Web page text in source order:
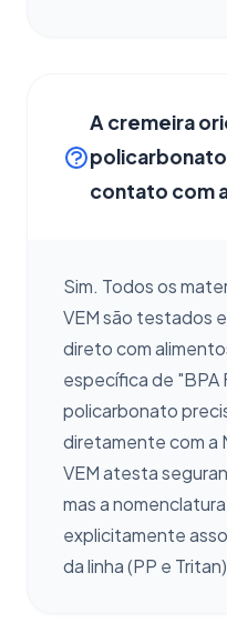
A cremeira
contato com
Sim. Todos os
VEM são testados
direto com
específica de "BPA
policarbonato
diretamente com
VEM atesta
mas a
explicitamente
da linha (PP e